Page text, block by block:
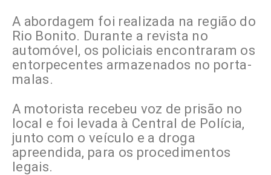
A abordagem foi realizada na região do
Rio Bonito. Durante a revista no
automóvel, os policiais encontraram os
entorpecentes armazenados no porta-
malas.
A motorista recebeu voz de prisão no
local e foi levada à Central de Polícia,
junto com o veículo e a droga
apreendida, para os procedimentos
legais.